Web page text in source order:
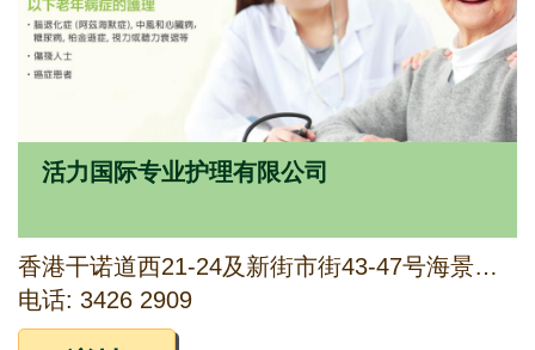
活力国际专业护理有限公司
香港干诺道西21-24及新街市街43-47号海景商业大厦8楼803-804室
电话: 3426 2909